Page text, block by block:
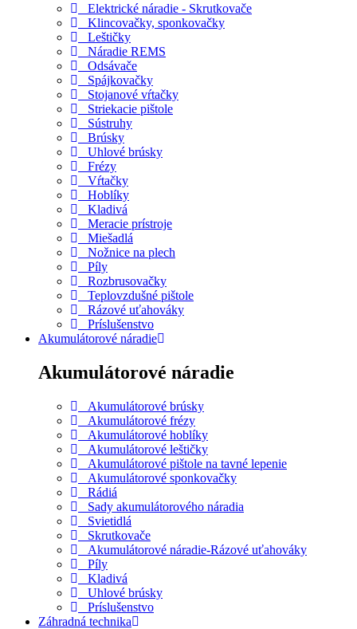
Elektrické náradie - Skrutkovače
Klincovačky, sponkovačky
Leštičky
Náradie REMS
Odsávače
Spájkovačky
Stojanové vŕtačky
Striekacie pištole
Sústruhy
Brúsky
Uhlové brúsky
Frézy
Vŕtačky
Hoblíky
Kladivá
Meracie prístroje
Miešadlá
Nožnice na plech
Píly
Rozbrusovačky
Teplovzdušné pištole
Rázové uťahováky
Príslušenstvo
Akumulátorové náradie
Akumulátorové náradie
Akumulátorové brúsky
Akumulátorové frézy
Akumulátorové hoblíky
Akumulátorové leštičky
Akumulátorové pištole na tavné lepenie
Akumulátorové sponkovačky
Rádiá
Sady akumulátorového náradia
Svietidlá
Skrutkovače
Akumulátorové náradie-Rázové uťahováky
Píly
Kladivá
Uhlové brúsky
Príslušenstvo
Záhradná technika